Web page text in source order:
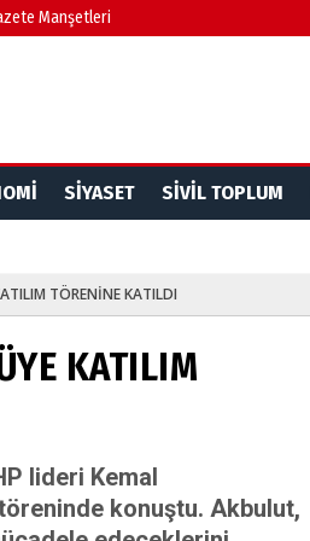
Manşetleri
SİYASET SİVİL TOPLUM
TÖRENİNE KATILDI
KATILIM
lideri Kemal
töreninde konuştu. Akbulut,